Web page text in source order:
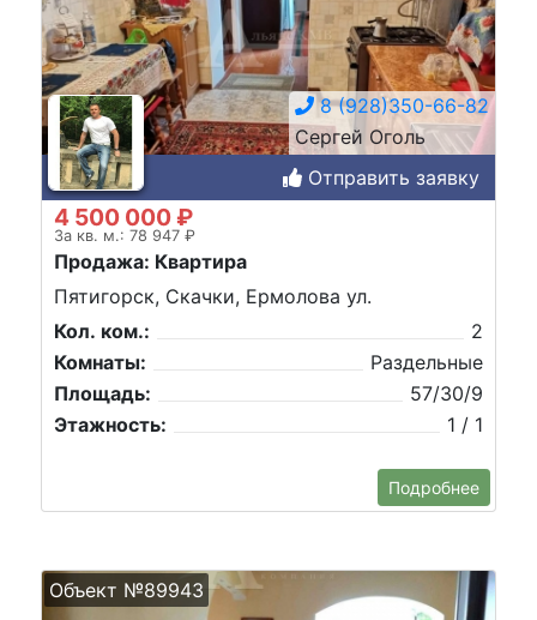
8 (928)350-66-82
Сергей Оголь
Отправить заявку
4 500 000 ₽
За кв. м.: 78 947 ₽
Продажа: Квартира
Пятигорск, Скачки, Ермолова ул.
Кол. ком.:
2
Комнаты:
Раздельные
Площадь:
57/30/9
Этажность:
1 / 1
Подробнее
Объект №89943